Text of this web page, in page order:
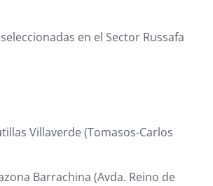
en el Sector Russafa
Villaverde (Tomasos-Carlos
Barrachina (Avda. Reino de